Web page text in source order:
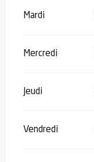
Mardi
Mercredi
Jeudi
Vendredi